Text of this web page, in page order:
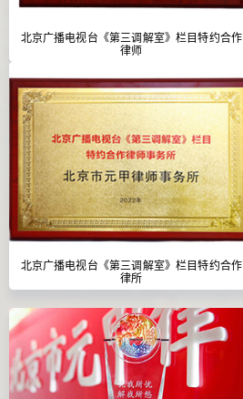
北京广播电视台《第三调解室》栏目特约合作
律师
北京广播电视台《第三调解室》栏目特约合作
律所